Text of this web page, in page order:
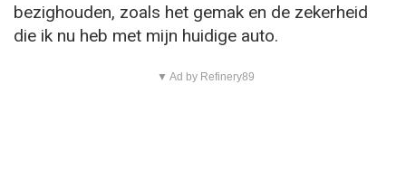
bezighouden, zoals het gemak en de zekerheid
die ik nu heb met mijn huidige auto.
▼ Ad by Refinery89